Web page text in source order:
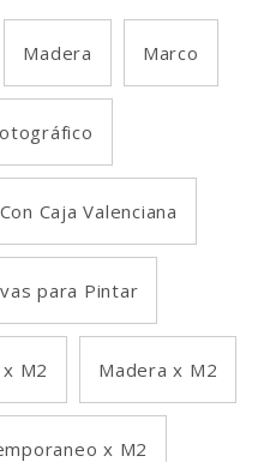
Madera Marco
Caja Valenciana
para Pintar
M2 Madera x M2
x M2